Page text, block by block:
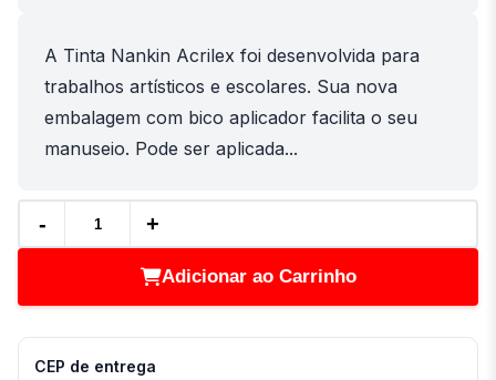
A Tinta Nankin Acrilex foi desenvolvida para
trabalhos artísticos e escolares. Sua nova
embalagem com bico aplicador facilita o seu
manuseio. Pode ser aplicada...
- +
Adicionar ao Carrinho
CEP de entrega